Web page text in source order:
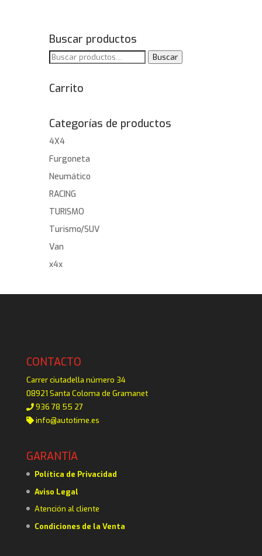
Buscar productos
Buscar
Buscar
Carrito
Categorías de productos
4X4
Furgoneta
Neumático
RACING
TURISMO
Turismo/SUV
Van
x4x
CONTACTO
Carrer ciutadella número 34
08921 Santa Coloma de Gramanet
936 78 55 27
info@autotime.es
GARANTÍA
Política de Privacidad
Aviso Legal
Atención al cliente
Condiciones de la Venta